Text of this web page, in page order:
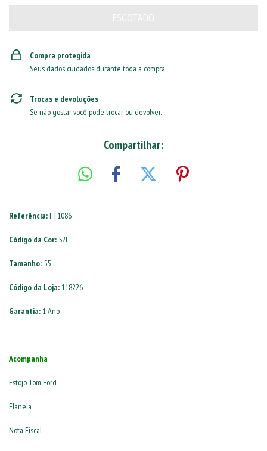
Compra protegida
Seus dados cuidados durante toda a compra.
Trocas e devoluções
Se não gostar, você pode trocar ou devolver.
Compartilhar:
Referência:FT1086
Código da Cor: 52F
Tamanho: 55
Código da Loja: 118226
Garantia: 1 Ano
Acompanha
Estojo Tom Ford
Flanela
Nota Fiscal